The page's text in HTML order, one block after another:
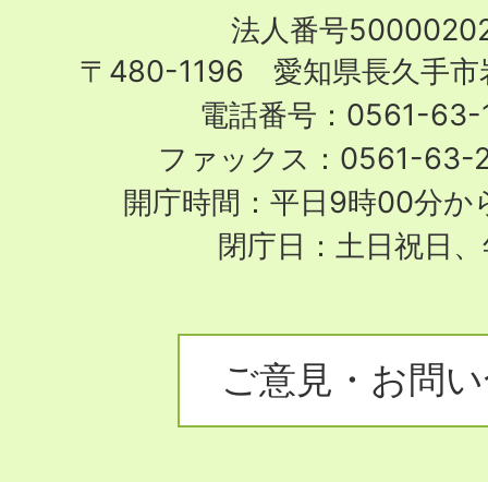
City
法人番号
〒480-1196 愛知県長久手市
電話番号：0561-63-
ファックス：0561-63-
開庁時間：平日9時00分
閉庁日：土日祝日
ご意見・お問